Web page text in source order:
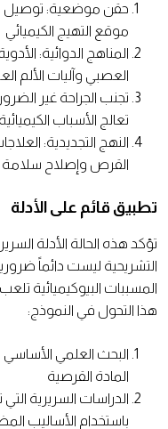
حقن موضعية: توصيل
موقع التهيج الكيميائي
المناهج الدوائية:
العصبي وآليات الألم
تجنب الجراحة غير
تعالج الأسباب
النهج التجديدية:
القرص وإصلاح سلامة
تطبيق قائم على الأدلة
تؤكد هذه الحالة الأدلة
التشريحية ليست دائماً
المسببات البيوكيميائية
هذا التحول في النموذج:
البحث العلمي
المادة القرصية
الدراسات السريرية
باستخدام الأساليب